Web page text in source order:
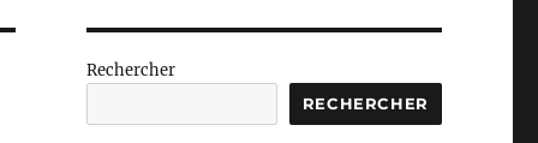
Rechercher
RECHERCHER